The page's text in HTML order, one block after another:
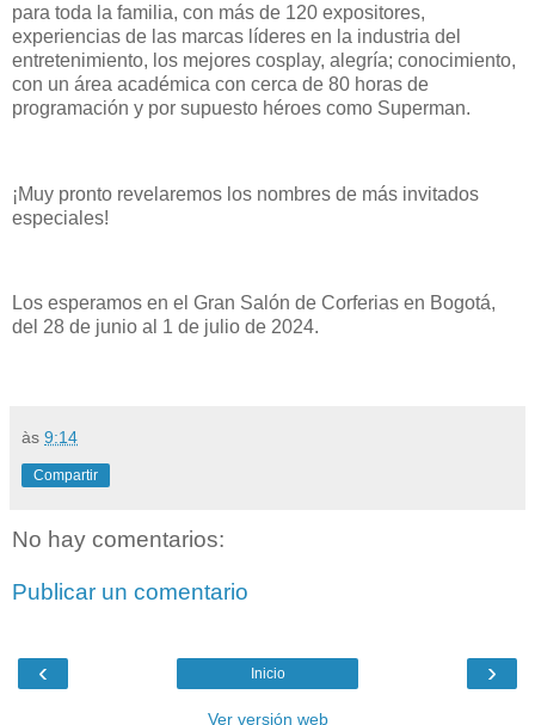
para toda la familia, con más de 120 expositores,
experiencias de las marcas líderes en la industria del
entretenimiento, los mejores cosplay, alegría; conocimiento,
con un área académica con cerca de 80 horas de
programación y por supuesto héroes como Superman.
¡Muy pronto revelaremos los nombres de más invitados
especiales!
Los esperamos en el Gran Salón de Corferias en Bogotá,
del 28 de junio al 1 de julio de 2024.
às 9:14
Compartir
No hay comentarios:
Publicar un comentario
‹ ›
Inicio
Ver versión web